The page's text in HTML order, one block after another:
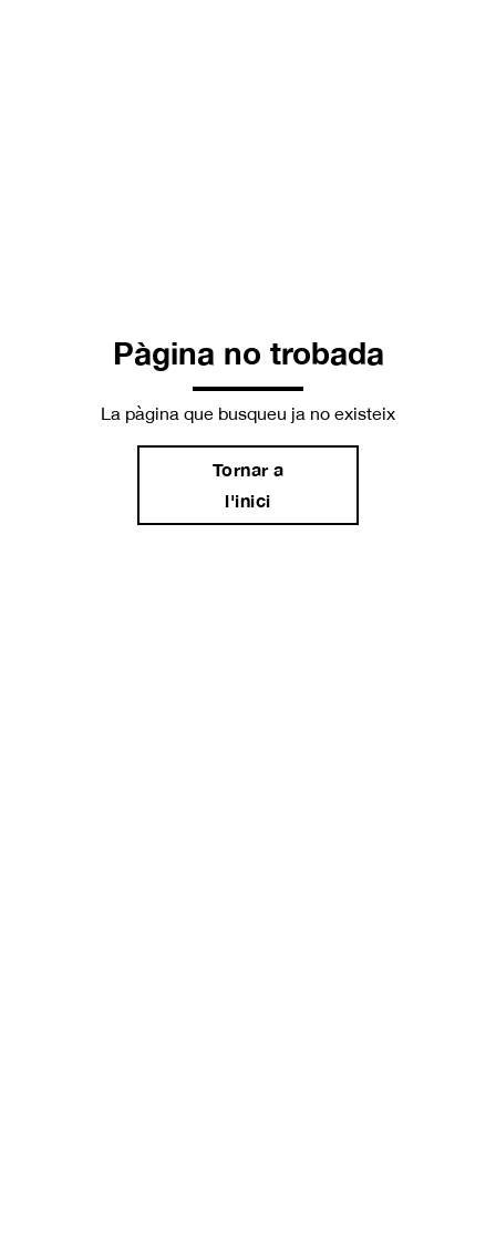
Pàgina no trobada
La pàgina que busqueu ja no existeix
Tornar a
l'inici